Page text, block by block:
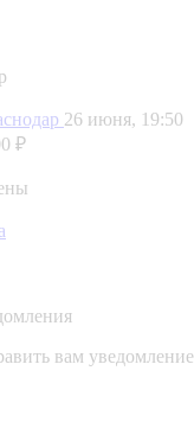
26 июня, 19:50
₽
вам